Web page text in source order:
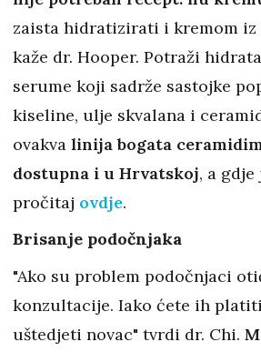
zaista hidratizirati i kremom iz
kaže dr. Hooper. Potraži
serume koji sadrže sastojke
kiseline, ulje skvalana i
ovakva linija bogata
dostupna i u Hrvatskoj, a
pročitaj ovdje.
Brisanje podočnjaka
"Ako su problem podočnjaci
konzultacije. Iako ćete ih
uštedjeti novac" tvrdi dr. Chi.